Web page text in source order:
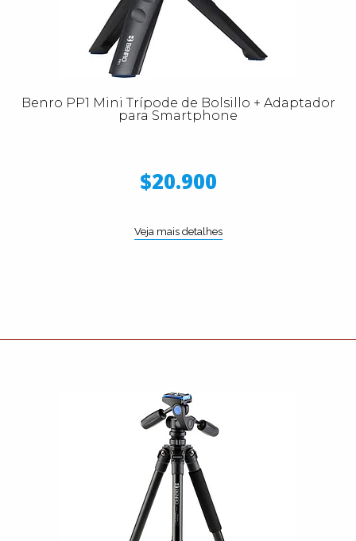
Benro PP1 Mini Trípode de Bolsillo + Adaptador
para Smartphone
$20.900
Veja mais detalhes